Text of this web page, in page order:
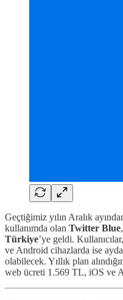
Geçtiğimiz yılın Aralık
kullanımda olan Twitter Blue
Türkiye’ye geldi.
ve Android cihazlarda ise
olabilecek. Yıllık plan
web ücreti 1.569 TL, iOS ve